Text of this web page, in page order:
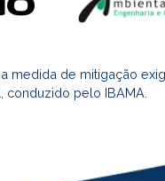
medida de mitigação
conduzido pelo IBAMA.